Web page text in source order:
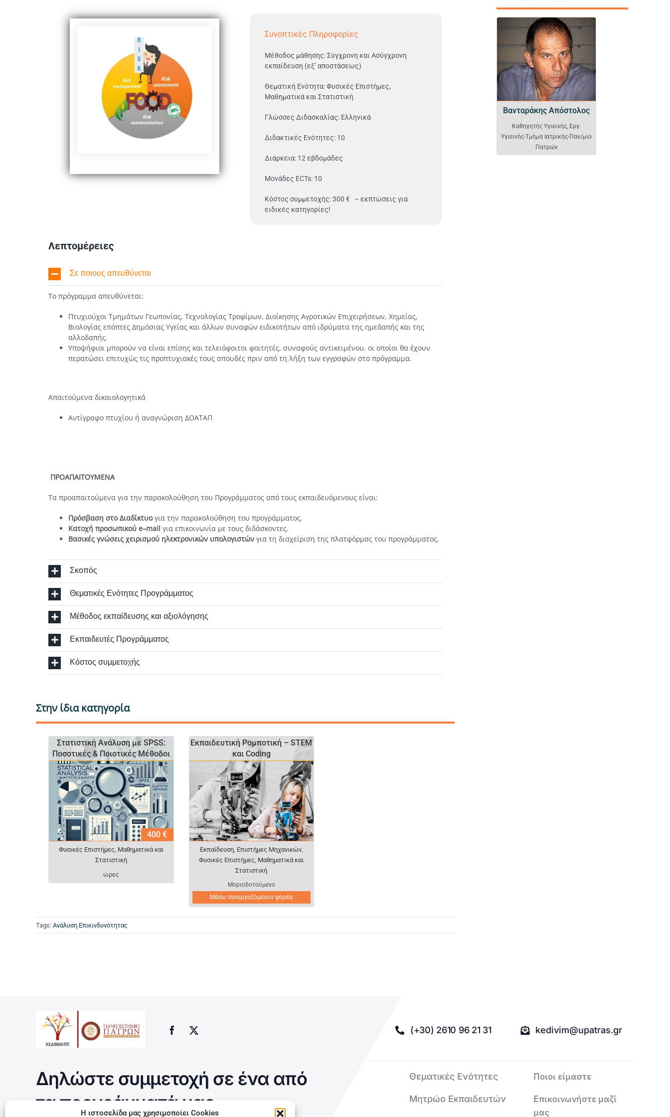
Η ιστοσελίδα μας χρησιμοποίει Cookies
Συνοπτικές Πληροφορίες
Μέθοδος μάθησης: Σύγχρονη και Ασύγχρονη
εκπαίδευση (εξ’ αποστάσεως)
Θεματική Ενότητα: Φυσικές Επιστήμες,
Μαθηματικά και Στατιστική
Γλώσσες Διδασκαλίας: Ελληνικά
Διδακτικές Ενότητες: 10
Διάρκεια: 12 εβδομάδες
Μονάδες ECTs: 10
Κόστος συμμετοχής: 300 € – εκπτώσεις για
ειδικές κατηγορίες!
Λεπτομέρειες
Σε ποιους απευθύνεται
Το πρόγραμμα απευθύνεται:
Πτυχιούχοι Τμημάτων Γεωπονίας, Τεχνολογίας Τροφίμων, Διοίκησης Αγροτικών Επιχειρήσεων, Χημείας,
Βιολογίας επόπτες Δημόσιας Υγείας και άλλων συναφών ειδικοτήτων από ιδρύματα της ημεδαπής και της
αλλοδαπής.
Υποψήφιοι μπορούν να είναι επίσης και τελειόφοιτοι φοιτητές, συναφούς αντικειμένου, οι οποίοι θα έχουν
περατώσει επιτυχώς τις προπτυχιακές τους σπουδές πριν από τη λήξη των εγγραφών στο πρόγραμμα.
Απαιτούμενα δικαιολογητικά
Αντίγραφο πτυχίου ή αναγνώριση ΔΟΑΤΑΠ
ΠΡΟΑΠΑΙΤΟΥΜΕΝΑ
Τα προαπαιτούμενα για την παρακολούθηση του Προγράμματος από τους εκπαιδευόμενους είναι:
Πρόσβαση στο Διαδίκτυογια την παρακολούθηση του προγράμματος.
Κατοχή προσωπικού e–mail για επικοινωνία με τους διδάσκοντες.
Βασικές γνώσεις χειρισμού ηλεκτρονικών υπολογιστών για τη διαχείριση της πλατφόρμας του προγράμματος.
Σκοπός
Θεματικές Ενότητες Προγράμματος
Μέθοδος εκπαίδευσης και αξιολόγησης
Εκπαιδευτές Προγράμματος
Κόστος συμμετοχής
Στην ίδια κατηγορία
400 €
Στατιστική Ανάλυση με SPSS:
Ποσοτικές & Ποιοτικές Μέθοδοι
Φυσικές Επιστήμες, Μαθηματικά και
Στατιστική
ώρες
Εκπαιδευτική Ρομποτική – STEM
και Coding
Εκπαίδευση, Επιστήμες Μηχανικών,
Φυσικές Επιστήμες, Μαθηματικά και
Στατιστική
Μοριοδοτούμενο
Μέσω συνεργαζόμενου φορέα
Tags: Ανάλυση Επικινδυνότητας
Βανταράκης Απόστολος
Καθηγητής Υγιεινής, Εργ.
Υγιεινής-Τμήμα Ιατρικής-Παν/μιο
Πατρών
(+30) 2610 96 21 31 kedivim@upatras.gr
Δηλώστε συμμετοχή σε ένα από
τα προγράμματά μας
Θεματικές Ενότητες
Μητρώο Εκπαιδευτών
Ποιοι είμαστε
Επικοινωνήστε μαζί
μας